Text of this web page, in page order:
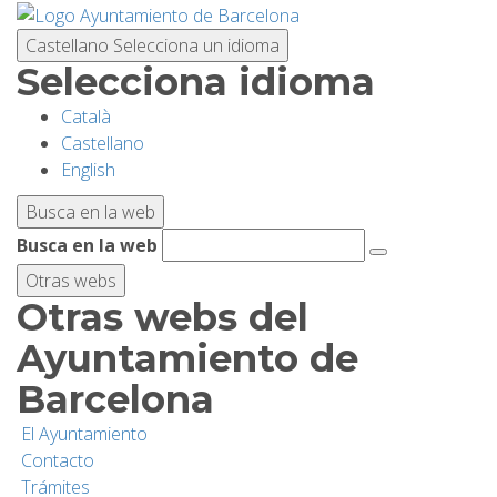
Castellano Selecciona un idioma
Selecciona idioma
Català
Castellano
English
Busca en la web
Busca en la web
Otras webs
Otras webs del
Ayuntamiento de
Barcelona
El Ayuntamiento
Contacto
Trámites
Pasar
contenido
principal
PLANIFICA TU VISITA
BIODIVERSIDAD
ACTIVIDADES
ESCUELAS
INVESTIGACIÓN/CONSERVACIÓN
SOSTENIBILIDAD